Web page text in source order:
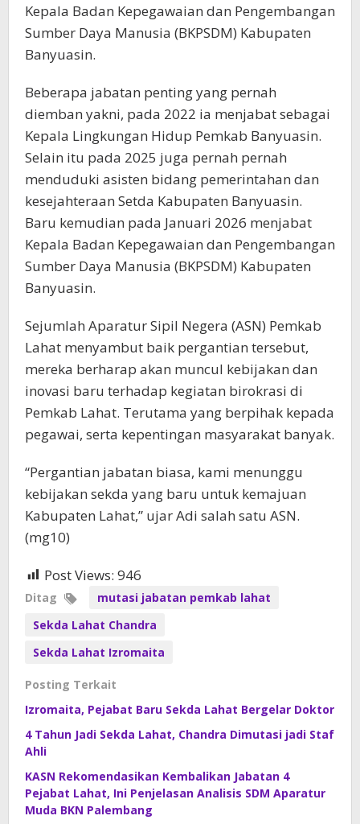
Kepala Badan Kepegawaian dan Pengembangan
Sumber Daya Manusia (BKPSDM) Kabupaten
Banyuasin.
Beberapa jabatan penting yang pernah
diemban yakni, pada 2022 ia menjabat sebagai
Kepala Lingkungan Hidup Pemkab Banyuasin.
Selain itu pada 2025 juga pernah pernah
menduduki asisten bidang pemerintahan dan
kesejahteraan Setda Kabupaten Banyuasin.
Baru kemudian pada Januari 2026 menjabat
Kepala Badan Kepegawaian dan Pengembangan
Sumber Daya Manusia (BKPSDM) Kabupaten
Banyuasin.
Sejumlah Aparatur Sipil Negera (ASN) Pemkab
Lahat menyambut baik pergantian tersebut,
mereka berharap akan muncul kebijakan dan
inovasi baru terhadap kegiatan birokrasi di
Pemkab Lahat. Terutama yang berpihak kepada
pegawai, serta kepentingan masyarakat banyak.
“Pergantian jabatan biasa, kami menunggu
kebijakan sekda yang baru untuk kemajuan
Kabupaten Lahat,” ujar Adi salah satu ASN.
(mg10)
Post Views: 946
Ditag
mutasi jabatan pemkab lahat
Sekda Lahat Chandra
Sekda Lahat Izromaita
Posting Terkait
Izromaita, Pejabat Baru Sekda Lahat Bergelar Doktor
4 Tahun Jadi Sekda Lahat, Chandra Dimutasi jadi Staf
Ahli
KASN Rekomendasikan Kembalikan Jabatan 4
Pejabat Lahat, Ini Penjelasan Analisis SDM Aparatur
Muda BKN Palembang